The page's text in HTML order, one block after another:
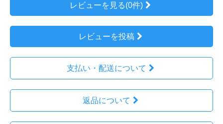
レビューを見る(0件)
レビューを投稿
支払い・配送について
返品について